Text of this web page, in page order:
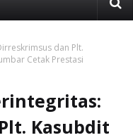
dan Plt.
Cetak Prestasi
Kasubdit